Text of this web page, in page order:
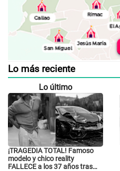
Lo más reciente
Lo último
¡TRAGEDIA TOTAL! Famoso
modelo y chico reality
FALLECE a los 37 años tras